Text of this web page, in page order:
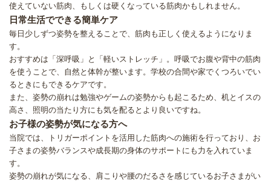
使えていない筋肉、もしくは硬くなっている筋肉かもしれません。
日常生活でできる簡単ケア
毎日少しずつ姿勢を整えることで、筋肉も正しく使えるようになりま
す。
おすすめは「深呼吸」と「軽いストレッチ」。呼吸でお腹や背中の筋肉
を使うことで、自然と体幹が整います。学校の合間や家でくつろいでい
るときにもできるケアです。
また、姿勢の崩れは勉強やゲームの姿勢からも起こるため、机とイスの
高さ、照明の当たり方にも気を配るとより良いですね。
お子様の姿勢が気になる方へ
当院では、トリガーポイントを活用した筋肉への施術を行っており、お
子さまの姿勢バランスや成長期の身体のサポートにも力を入れていま
す。
姿勢の崩れが気になる、肩こりや腰のだるさを感じているお子さまがい